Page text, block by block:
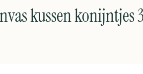
kussen konijntjes